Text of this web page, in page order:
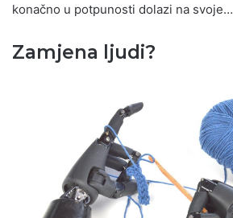
konačno u potpunosti dolazi na svoje…
Zamjena ljudi?